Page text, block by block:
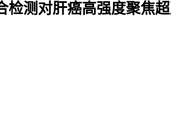
检测对肝癌高强度聚焦